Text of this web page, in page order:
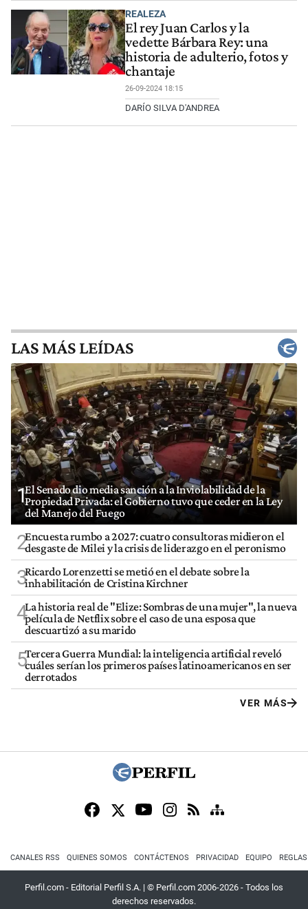
REALEZA
El rey Juan Carlos y la
vedette Bárbara Rey: una
historia de adulterio, fotos y
chantaje
26-09-2024 18:15
DARÍO SILVA D'ANDREA
LAS MÁS LEÍDAS
1El Senado dio media sanción a la Inviolabilidad de la
Propiedad Privada: el Gobierno tuvo que ceder en la Ley
del Manejo del Fuego
2Encuesta rumbo a 2027: cuatro consultoras midieron el
desgaste de Milei y la crisis de liderazgo en el peronismo
3Ricardo Lorenzetti se metió en el debate sobre la
inhabilitación de Cristina Kirchner
4La historia real de "Elize: Sombras de una mujer", la nueva
película de Netflix sobre el caso de una esposa que
descuartizó a su marido
5Tercera Guerra Mundial: la inteligencia artificial reveló
cuáles serían los primeros países latinoamericanos en ser
derrotados
VER MÁS
CANALES RSS QUIENES SOMOS CONTÁCTENOS PRIVACIDAD EQUIPO
Perfil.com - Editorial Perfil S.A. | © Perfil.com 2006-2026 - Todos los
derechos reservados.